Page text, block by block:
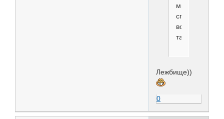
мы
спим
вот
так!!!!
Лежбище))
0